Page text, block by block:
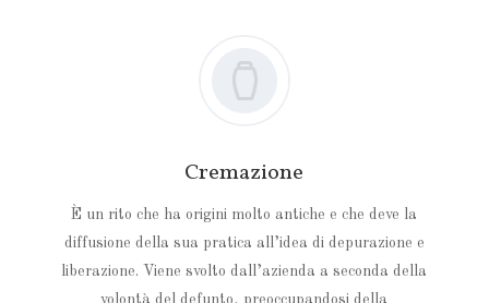
Cremazione
È un rito che ha origini molto antiche e che deve la
diffusione della sua pratica all’idea di depurazione e
liberazione. Viene svolto dall’azienda a seconda della
volontà del defunto, preoccupandosi della